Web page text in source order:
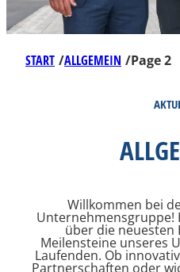
START /ALLGEMEIN /Page 2
Willkommen bei
Unternehmensgruppe!
über die neuesten
Meilensteine unseres
Laufenden. Ob
Partnerschaften oder